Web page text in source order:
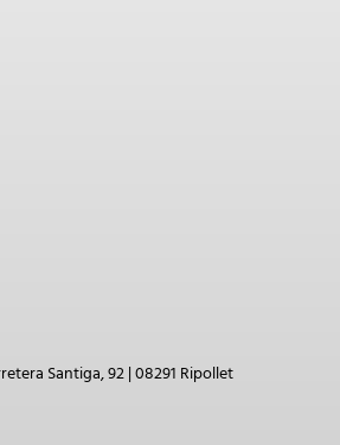
Santiga, 92 | 08291 Ripollet